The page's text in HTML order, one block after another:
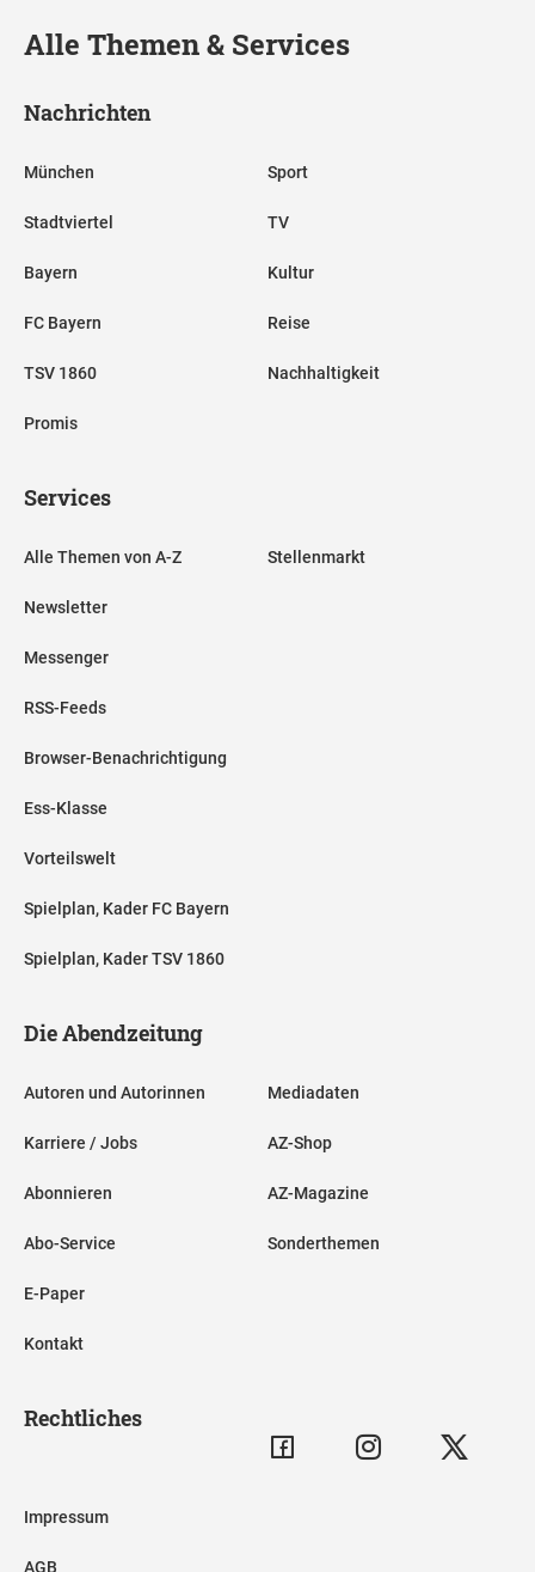
Alle Themen & Services
Nachrichten
München
Stadtviertel
Bayern
FC Bayern
TSV 1860
Promis
Sport
TV
Kultur
Reise
Nachhaltigkeit
Services
Alle Themen von A-Z
Newsletter
Messenger
RSS-Feeds
Browser-Benachrichtigung
Ess-Klasse
Vorteilswelt
Spielplan, Kader FC Bayern
Spielplan, Kader TSV 1860
Stellenmarkt
Die Abendzeitung
Autoren und Autorinnen
Karriere / Jobs
Abonnieren
Abo-Service
E-Paper
Kontakt
Mediadaten
AZ-Shop
AZ-Magazine
Sonderthemen
Rechtliches
Impressum
AGB